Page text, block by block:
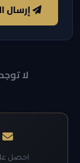
إرسال
لا
احصل